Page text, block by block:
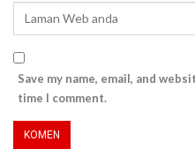
Save my name, email, and
time I comment.